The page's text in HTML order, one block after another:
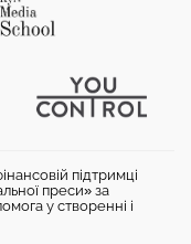
підтримці
преси» за
у створенні і